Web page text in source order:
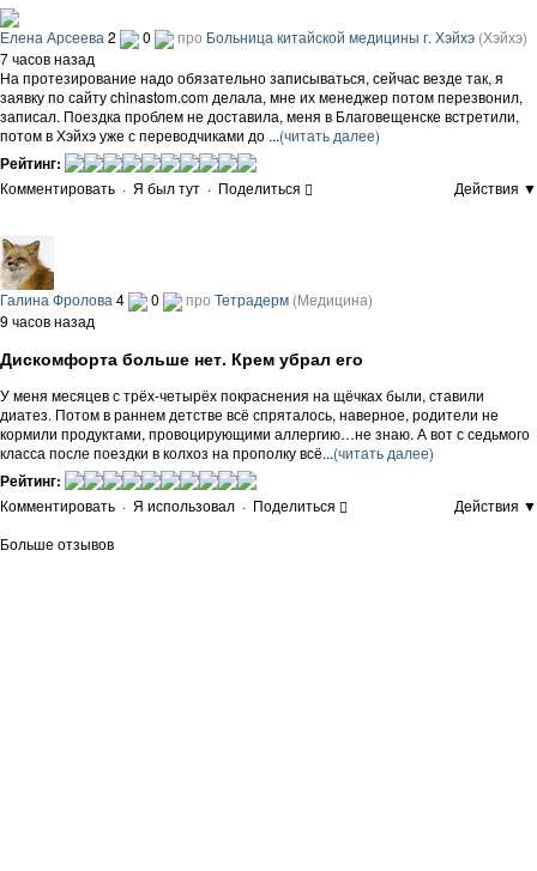
Елена Арсеева2 0 про Больница китайской медицины г. Хэйхэ (Хэйхэ)
7 часов назад
На протезирование надо обязательно записываться, сейчас везде так, я
заявку по сайту chinastom.com делала, мне их менеджер потом перезвонил,
записал. Поездка проблем не доставила, меня в Благовещенске встретили,
потом в Хэйхэ уже с переводчиками до ...(читать далее)
Рейтинг:
Комментировать · Я был тут · Поделиться Действия ▼
Галина Фролова 4 0 про Тетрадерм (Медицина)
9 часов назад
Дискомфорта больше нет. Крем убрал его
У меня месяцев с трёх-четырёх покраснения на щёчках были, ставили
диатез. Потом в раннем детстве всё спряталось, наверное, родители не
кормили продуктами, провоцирующими аллергию…не знаю. А вот с седьмого
класса после поездки в колхоз на прополку всё...(читать далее)
Рейтинг:
Комментировать · Я использовал · Поделиться
Действия ▼
Больше отзывов